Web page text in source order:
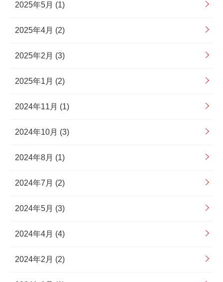
2025年5月 (1)
2025年4月 (2)
2025年2月 (3)
2025年1月 (2)
2024年11月 (1)
2024年10月 (3)
2024年8月 (1)
2024年7月 (2)
2024年5月 (3)
2024年4月 (4)
2024年2月 (2)